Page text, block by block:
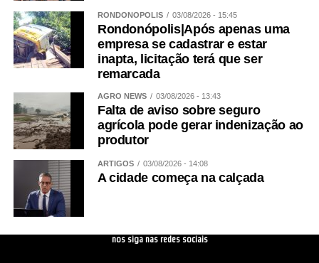
RONDONÓPOLIS 03/08/2026 - 15:45
Rondonópolis|Após apenas uma
empresa se cadastrar e estar
inapta, licitação terá que ser
remarcada
AGRO NEWS 03/08/2026 - 13:43
Falta de aviso sobre seguro
agrícola pode gerar indenização ao
produtor
ARTIGOS 03/08/2026 - 14:08
A cidade começa na calçada
nos siga nas redes sociais